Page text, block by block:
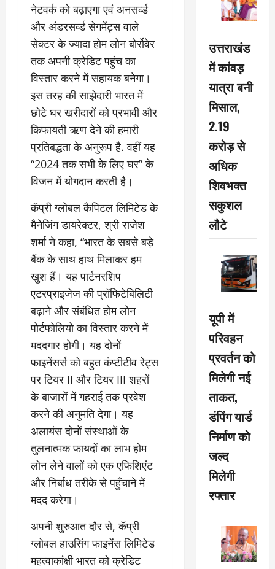
नेटवर्क को बढ़ाएगा एवं अनसर्व्ड
और अंडरसर्व्ड सेगमेंट्स वाले
सेक्टर के ज्यादा होम लोन बोर्रोवेर
तक अपनी क्रेडिट पहुंच का
विस्तार करने में सहायक बनेगा।
इस तरह की साझेदारी भारत में
छोटे घर खरीदारों को प्रभावी और
किफायती ऋण देने की हमारी
प्रतिबद्धता के अनुरूप है. वहीं यह
“2024 तक सभी के लिए घर” के
विजन में योगदान करती है।
कॅप्री ग्लोबल कैपिटल लिमिटेड के
मैनेजिंग डायरेक्टर, श्री राजेश
शर्मा ने कहा, “भारत के सबसे बड़े
बैंक के साथ हाथ मिलाकर हम
खुश हैं। यह पार्टनरशिप
एटरप्राइजेज की प्रॉफिटेबिलिटी
बढ़ाने और संबंधित होम लोन
पोर्टफोलियो का विस्तार करने में
मददगार होगी। यह दोनों
फाइनेंसर्स को बहुत कंप्टीटीव रेट्स
पर टियर II और टियर III शहरों
के बाजारों में गहराई तक प्रवेश
करने की अनुमति देगा। यह
अलायंस दोनों संस्थाओं के
तुलनात्मक फायदों का लाभ होम
लोन लेने वालों को एक एफिशिएंट
और निर्बाध तरीके से पहुँचाने में
मदद करेगा।
अपनी शुरुआत दौर से, कॅप्री
ग्लोबल हाउसिंग फाइनेंस लिमिटेड
महत्वाकांक्षी भारत को क्रेडिट
उत्तराखंड
में कांवड़
यात्रा बनी
मिसाल,
2.19
करोड़ से
अधिक
शिवभक्त
सकुशल
लौटे
यूपी में
परिवहन
प्रवर्तन को
मिलेगी नई
ताकत,
डंपिंग यार्ड
निर्माण को
जल्द
मिलेगी
रफ्तार